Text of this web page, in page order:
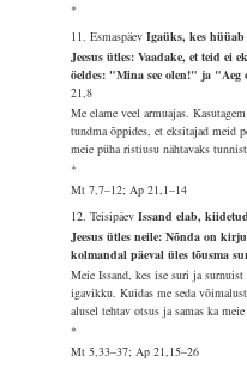
*
11. EsmaspäevIgaüks, kes
Jeesus ütles: Vaadake, et teid ei
öeldes: "Mina see olen!" ja
21,8
Me elame veel armuajas.
tundma õppides, et eksitajad meid
meie püha ristiusu nähtavaks
*
Mt 7,7–12; Ap 21,1–14
12. TeisipäevIssand elab,
Jeesus ütles neile: Nõnda on
kolmandal päeval üles tõusma
Meie Issand, kes ise suri ja
igavikku. Kuidas me seda
alusel tehtav otsus ja samas ka
*
Mt 5,33–37; Ap 21,15–26